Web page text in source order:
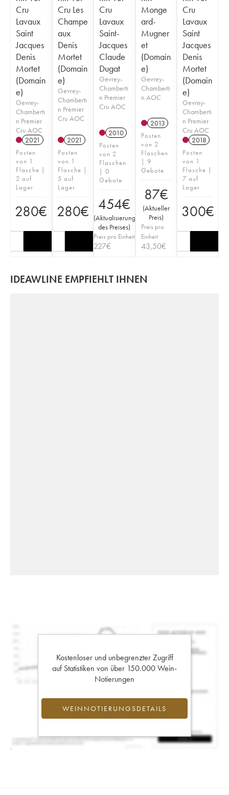
Cru
Lavaux
Saint
Jacques
Denis
Mortet
(Domain
e)
Gevrey-
Chamberti
n Premier
Cru AOC
2021
Posten
von 1
Flasche |
2 auf
Lager
280€
Cru Les
Champe
aux
Denis
Mortet
(Domain
e)
Gevrey-
Chamberti
n Premier
Cru AOC
2021
Posten
von 1
Flasche |
5 auf
Lager
280€
Cru
Lavaux
Saint-
Jacques
Claude
Dugat
Gevrey-
Chamberti
n Premier
Cru AOC
2010
Posten
von 2
Flaschen
| 0
Gebote
454€
(Aktualisierung
des Preises)
Preis pro Einheit
227€
Monge
ard-
Mugner
et
(Domain
e)
Gevrey-
Chamberti
n AOC
2013
Posten
von 2
Flaschen
| 9
Gebote
87€
(Aktueller
Preis)
Preis pro
Einheit
43,50€
Cru
Lavaux
Saint
Jacques
Denis
Mortet
(Domain
e)
Gevrey-
Chamberti
n Premier
Cru AOC
2018
Posten
von 1
Flasche |
7 auf
Lager
300€
IDEAWLINE EMPFIEHLT IHNEN
Kostenloser und unbegrenzter Zugriff
auf Statistiken von über 150.000 Wein-
Notierungen
WEINNOTIERUNGSDETAILS